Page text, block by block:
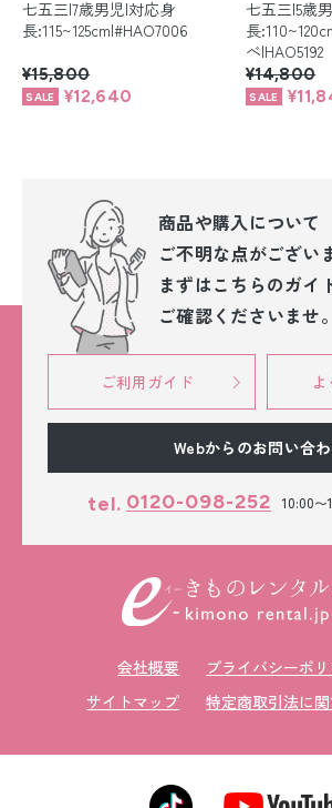
七五三|7歳男児|対応身
長:115~125cm|#HAO7006
¥15,800
¥12,640
七五三|5歳
長
べ|HAO5192
¥14,800
商品や購入について
ご不明な点がござい
まずはこちらのガイ
ご確認くださいませ。
ご利用ガイド
Webからのお問い合
tel. 0120-098-252 10:00〜
会社概要
プライバシーポ
サイトマップ
特定商取引法に